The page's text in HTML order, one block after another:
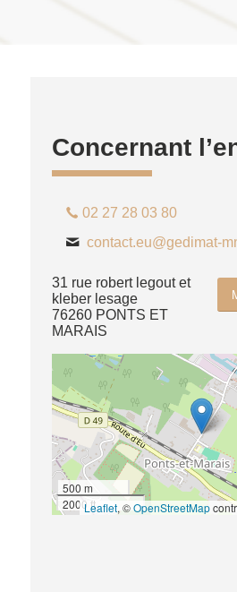
Concernant
02 27 28 03 80
contact.eu@gedimat-
31 rue robert legout et
kleber lesage
76260 PONTS ET
MARAIS
500 m
2000 ftLeaflet, ©OpenStreetMap